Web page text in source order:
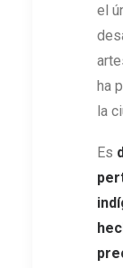
el
ha
la
Es